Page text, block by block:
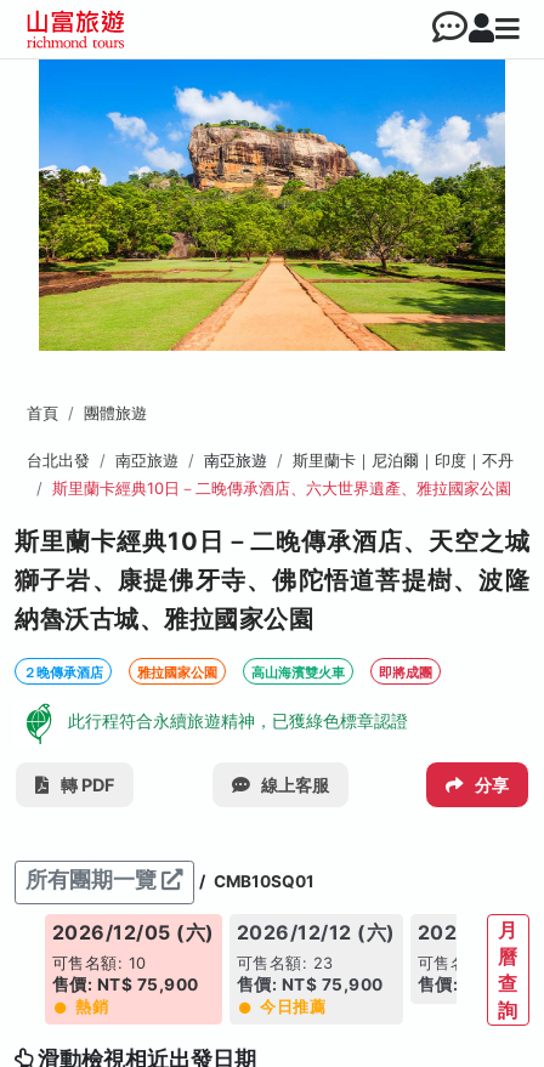
首頁 團體旅遊
台北出發 南亞旅遊 南亞旅遊
斯里蘭卡｜尼泊爾｜印度｜不丹
斯里蘭卡經典10日－二晚傳承酒店、六大世界遺產、雅拉國家公園
斯里蘭卡經典10日－二晚傳承酒店、天空之城
獅子岩、康提佛牙寺、佛陀悟道菩提樹、波隆
納魯沃古城、雅拉國家公園
２晚傳承酒店 雅拉國家公園 高山海濱雙火車 即將成團
此行程符合永續旅遊精神，已獲綠色標章認證
轉 PDF 線上客服 分享
所有團期一覽 / CMB10SQ01
2026/12/05 (六)
可售名額: 10
售價: NT$ 75,900
熱銷
2026/12/12 (六)
可售名額: 23
售價: NT$ 75,900
今日推薦
2026/12/19
可售名額: 5
售價: NT$
月
曆
查
詢
滑動檢視相近出發日期